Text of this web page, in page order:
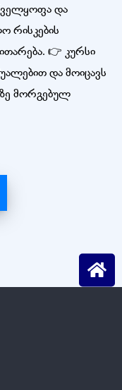
და
რისკების
👉 კურსი
და მოიცავს
მორგებულ